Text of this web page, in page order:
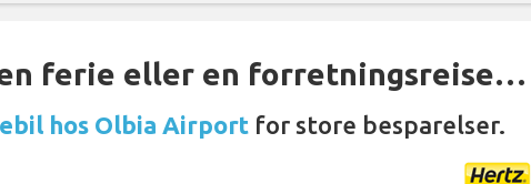
ferie eller en forretningsreise…
hos Olbia Airport for store besparelser.